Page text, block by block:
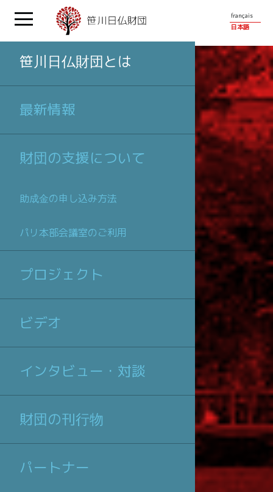
français
日本語
笹川日仏財団とは
最新情報
財団の支援について
助成金の申し込み方法
パリ本部会議室のご利用
プロジェクト
ビデオ
インタビュー・対談
財団の刊行物
パートナー